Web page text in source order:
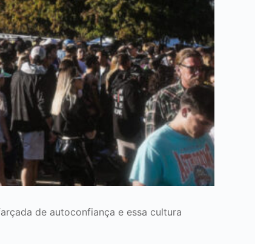
de autoconfiança e essa cultura